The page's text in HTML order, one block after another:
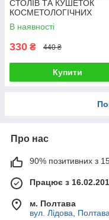
СТОЛІВ ТА КУШЕТОК
КОСМЕТОЛОГІЧНИХ
В наявності
330 ₴ 440 ₴
Купити
Про нас
90% позитивних з
Працює з
м. Полтава
вул. Лідова,